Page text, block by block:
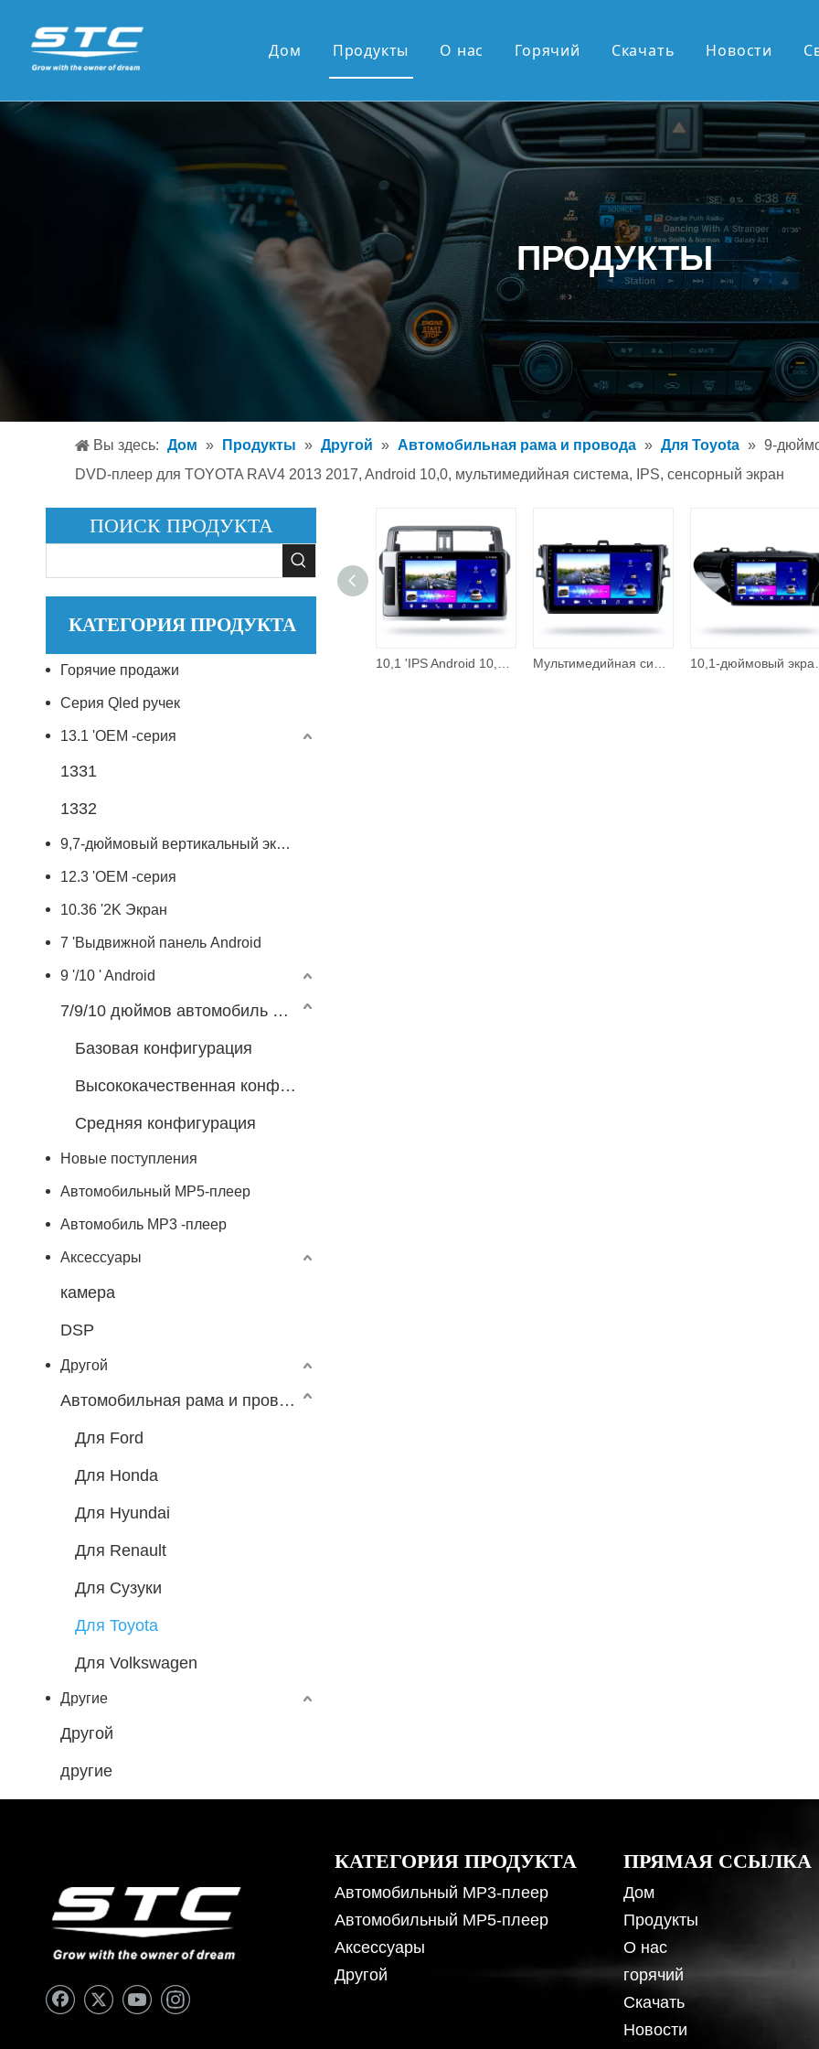
Дом Продукты
13.1' OEM-серия
12,3 'серия OEM
10,36 дюйма, экран 2К
9,7-дюймовый вертикальный экран
7-дюймовая выдвижная панель Android
9'/10' андроид
Новые поступления
Автомобильный MP3-плеер
О нас Горячий Скачать Новости
ПРОДУКТЫ
Вы здесь: Дом » Продукты » Другой » Автомобильная рама и провода » Для Toyota » 9-
DVD-плеер для TOYOTA RAV4 2013 2017, Android 10,0, мультимедийная система, IPS, сенсорный экран
ПОИСК ПРОДУКТА
КАТЕГОРИЯ ПРОДУКТА
Горячие продажи
Серия Qled ручек
13.1 'OEM -серия
1331
1332
9,7-дюймовый вертикальный экран
12.3 'OEM -серия
10.36 '2K Экран
7 'Выдвижной панель Android
9 '/10 ' Android
7/9/10 дюймов автомобиль Android Player
Базовая конфигурация
Высококачественная конфигурация
Средняя конфигурация
Новые поступления
Автомобильный MP5-плеер
Автомобиль MP3 -плеер
Аксессуары
камера
DSP
Другой
Автомобильная рама и провода
Для Ford
Для Honda
Для Hyundai
Для Renault
Для Сузуки
Для Toyota
Для Volkswagen
Другие
Другой
другие
КАТЕГОРИЯ ПРОДУКТА
Автомобильный MP3-плеер
Автомобильный MP5-плеер
Аксессуары
Другой
ПРЯМАЯ ССЫЛКА
Дом
Продукты
О нас
горячий
Скачать
Новости